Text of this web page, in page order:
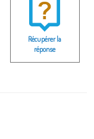
Récupérer la
réponse